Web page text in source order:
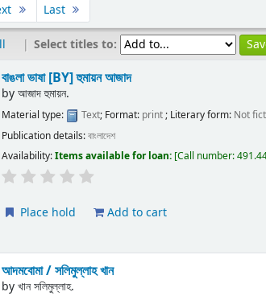
Last
| Select titles to:
বাঙলা ভাষা[BY] হুমায়ন আজাদ
byআজাদ হুমায়ন.
Material type: Text; Format: print; Literary form: Not
Publication details:বাংলাদেশ
Availability:Items available for loan: Call number:
Place hold Add to cart
আদমবোমা /সলিমুল্লাহ খান
byখান সলিমুল্লাহ.